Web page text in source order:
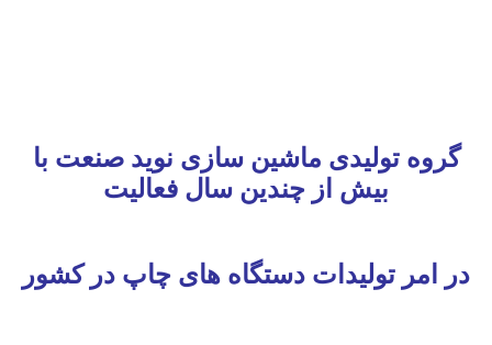
گروه تولیدی ماشین سازی نوید صنعت با
بیش از چندین سال فعالیت
در امر تولیدات دستگاه های چاپ در کشور